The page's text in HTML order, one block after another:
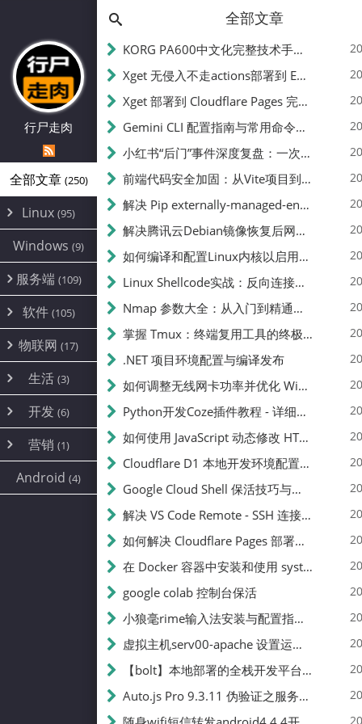
行尸走肉
全部文章 (250)
Linux (95)
Alpine
CentOS(17)
Debian(24)
ProxmoxVE
Ubuntu(7)
Windows (9)
服务端 (109)
环境配置
DD重装(3)
加速优化(34)
面板(12)
容器
游戏 (7)
饥荒(7)
云服务商(4)
WEB源码(6)
建站(5)
软件 (105)
安全(12)
办公(4)
图片 (2)
文件
系统 (35)
AI(10)
物联网 (17)
路由器
随身wifi(1)
mobile(14)
刷机
magisk
生活 (3)
线报
sim卡(1)
开发 (6)
编译
JavaScript(2)
python(2)
营销 (1)
公关(1)
SEO(1)
Android (4)
全部文章
KORG PA600中文化完整技术手册 - 从逆向到实现的全流程指南
Xget 无侵入不走actions部署到 EdgeOne Pages 指南
Xget 部署到 Cloudflare Pages 完整指南 - 无需修改源码的构建配置
Gemini CLI 配置指南与常用命令中文翻译 | API Key、MCP、代理设置
小红书“后门”事件深度复盘：一次沉默危机下的品牌、技术与流程三重考验
前端代码安全加固：从Vite项目到纯静态页面的深度混淆技术备忘
解决 Pip externally-managed-environment 错误：临时与永久绕过方案
解决腾讯云Debian镜像恢复后网络不通问题
如何编译和配置Linux内核以启用BBR2 | 内核编译教程
Linux Shellcode实战：反向连接、持久化、免杀技术详解（MSF,Cobalt Strike）- 从原理到C加载器实现
Nmap 参数大全：从入门到精通，掌握网络扫描的核心技巧
掌握 Tmux：终端复用工具的终极指南
.NET 项目环境配置与编译发布
如何调整无线网卡功率并优化 Wifite 的功率设置
Python开发Coze插件教程 - 详细步骤与注意事项
如何使用 JavaScript 动态修改 HTML 中的权限文本 | 前端开发教程
Cloudflare D1 本地开发环境配置指南 | CF Pages Local Development Guide
Google Cloud Shell 保活技巧与配额时间查看方法
解决 VS Code Remote - SSH 连接失败问题：从权限问题到成功启动
如何解决 Cloudflare Pages 部署中的 API Token 权限问题
在 Docker 容器中安装和使用 systemctl 的完整指南
google colab 控制台保活
小狼毫rime输入法安装与配置指南：从基础到高级自定义
虚拟主机serv00-apache 设置运行目录
【bolt】本地部署的全栈开发平台，支持本地及众多API，本地一键生成应用，部署教程
Auto.js Pro 9.3.11 伪验证之服务器接口 Nginx 版
📝
250
篇文章
✍️
231k
总字数
👥